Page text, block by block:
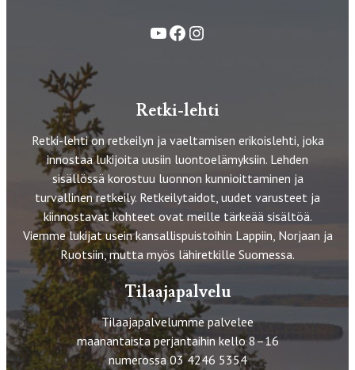
YouTube
FacebookInstagram
Retki-lehti
Retki-lehti on retkeilyn ja vaeltamisen erikoislehti, joka
innostaa lukijoita uusiin luontoelämyksiin. Lehden
sisällössä korostuu luonnon kunnioittaminen ja
turvallinen retkeily. Retkeilytaidot, uudet varusteet ja
kiinnostavat kohteet ovat meille tärkeää sisältöä.
Viemme lukijat usein kansallispuistoihin Lappiin, Norjaan ja
Ruotsiin, mutta myös lähiretkille Suomessa.
Tilaajapalvelu
Tilaajapalvelumme palvelee
maanantaista perjantaihin kello 8–16
numerossa 03 4246 5354